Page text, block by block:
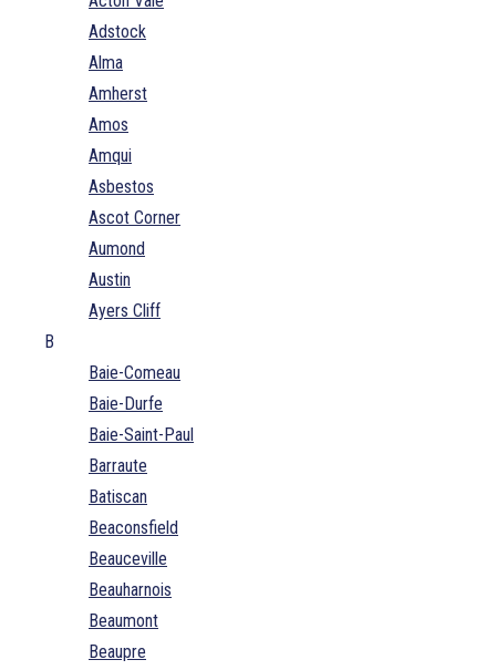
Adstock
Alma
Amherst
Amos
Amqui
Asbestos
Ascot Corner
Aumond
Austin
Ayers Cliff
B
Baie-Comeau
Baie-Durfe
Baie-Saint-Paul
Barraute
Batiscan
Beaconsfield
Beauceville
Beauharnois
Beaumont
Beaupre